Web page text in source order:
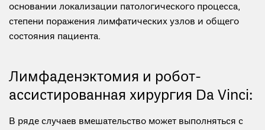
основании локализации патологического процесса,
степени поражения лимфатических узлов и общего
состояния пациента.
Лимфаденэктомия и робот-
ассистированная хирургия Da Vinci:
В ряде случаев вмешательство может выполняться с